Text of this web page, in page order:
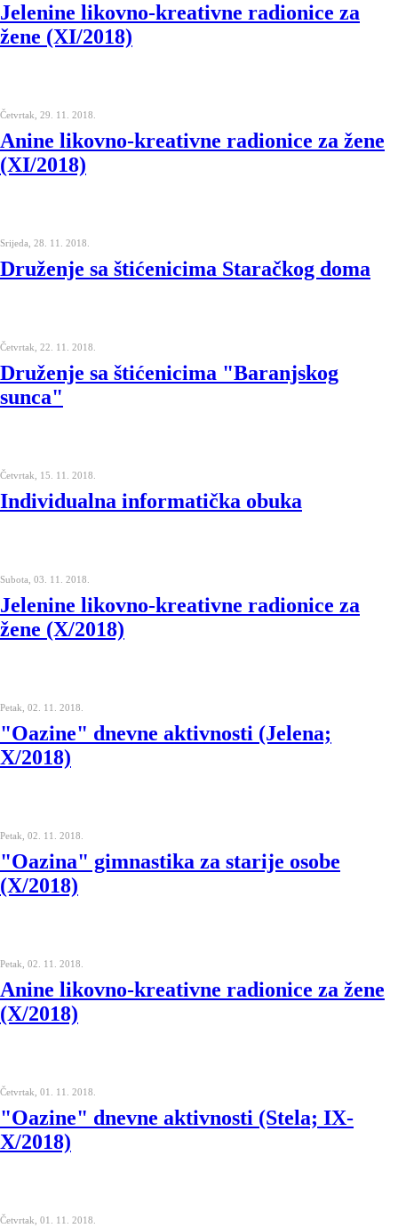
Jelenine likovno-kreativne radionice za
žene (XI/2018)
Četvrtak, 29. 11. 2018.
Anine likovno-kreativne radionice za žene
(XI/2018)
Srijeda, 28. 11. 2018.
Druženje sa štićenicima Staračkog doma
Četvrtak, 22. 11. 2018.
Druženje sa štićenicima "Baranjskog
sunca"
Četvrtak, 15. 11. 2018.
Individualna informatička obuka
Subota, 03. 11. 2018.
Jelenine likovno-kreativne radionice za
žene (X/2018)
Petak, 02. 11. 2018.
"Oazine" dnevne aktivnosti (Jelena;
X/2018)
Petak, 02. 11. 2018.
"Oazina" gimnastika za starije osobe
(X/2018)
Petak, 02. 11. 2018.
Anine likovno-kreativne radionice za žene
(X/2018)
Četvrtak, 01. 11. 2018.
"Oazine" dnevne aktivnosti (Stela; IX-
X/2018)
Četvrtak, 01. 11. 2018.